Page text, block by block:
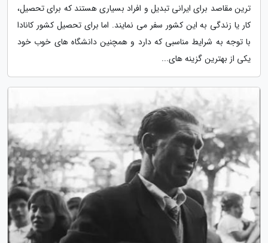
ترین مقاصد برای ایرانی تبدیل و افراد بسیاری هستند که برای تحصیل،
کار یا زندگی به این کشور سفر می نمایند. اما برای تحصیل کشور کانادا
با توجه به شرایط مناسبی که دارد و همچنین دانشگاه های خوب خود
یکی از بهترین گزینه های...